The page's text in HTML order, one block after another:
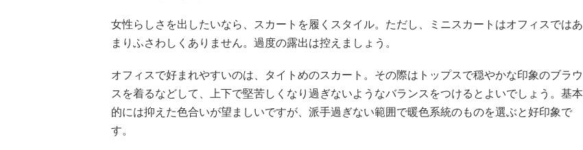
女性らしさを出したいなら、スカートを履くスタイル。ただし、ミニスカートはオフィスではあ
まりふさわしくありません。過度の露出は控えましょう。
オフィスで好まれやすいのは、タイトめのスカート。その際はトップスで穏やかな印象のブラウ
スを着るなどして、上下で堅苦しくなり過ぎないようなバランスをつけるとよいでしょう。基本
的には抑えた色合いが望ましいですが、派手過ぎない範囲で暖色系統のものを選ぶと好印象で
す。